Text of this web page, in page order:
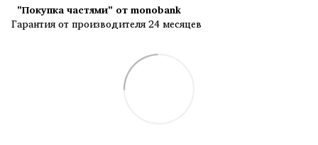
"Покупка частями" от monobank
Гарантия от производителя 24 месяцев